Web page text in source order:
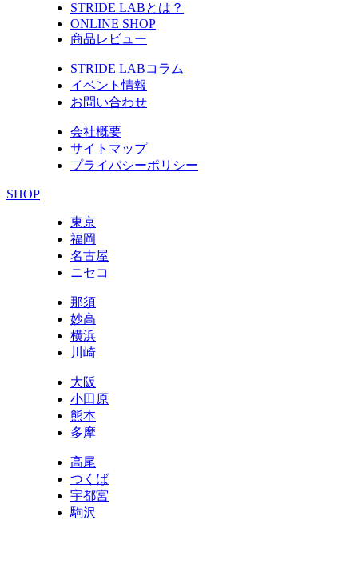
STRIDE LABとは？
ONLINE SHOP
商品レビュー
STRIDE LABコラム
イベント情報
お問い合わせ
会社概要
サイトマップ
プライバシーポリシー
SHOP
東京
福岡
名古屋
ニセコ
那須
妙高
横浜
川崎
大阪
小田原
熊本
多摩
高尾
つくば
宇都宮
駒沢